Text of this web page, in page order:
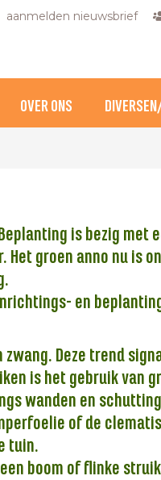
aanmelden nieuwsbrief
OVER ONS
is bezig met
Het groen anno nu is
en
Deze trend
is het gebruik van
wanden en
of de
tuin.
boom of flinke